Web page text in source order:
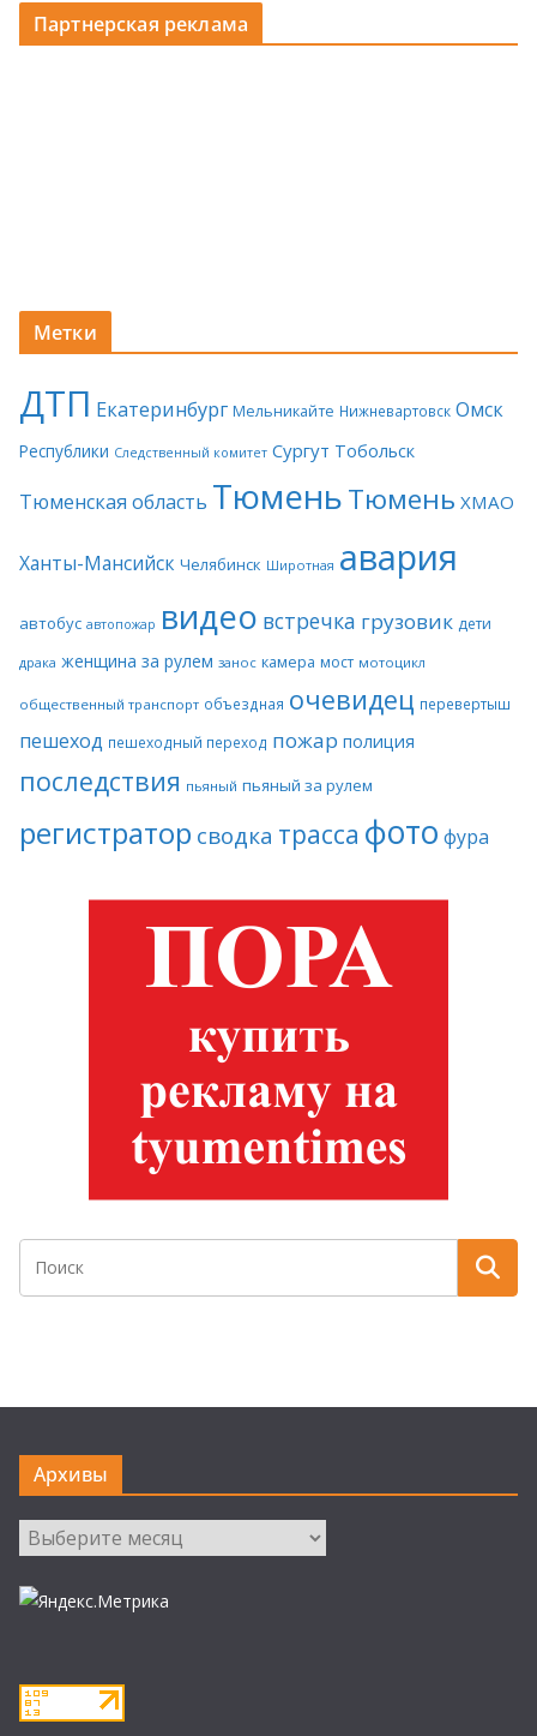
Партнерская реклама
Метки
ДТП Екатеринбург Мельникайте Нижневартовск Омск
Республики Следственный комитет Сургут Тобольск
Тюменская область ТюменьТюмень ХМАО
Ханты-Мансийск Челябинск Широтная авария
автобус автопожар видео встречка грузовик дети
драка женщина за рулем занос камера мост мотоцикл
общественный транспорт объездная очевидец перевертыш
пешеход пешеходный переход пожар полиция
последствия пьяный пьяный за рулем
регистратор сводка трасса фото фура
Архивы
Архивы